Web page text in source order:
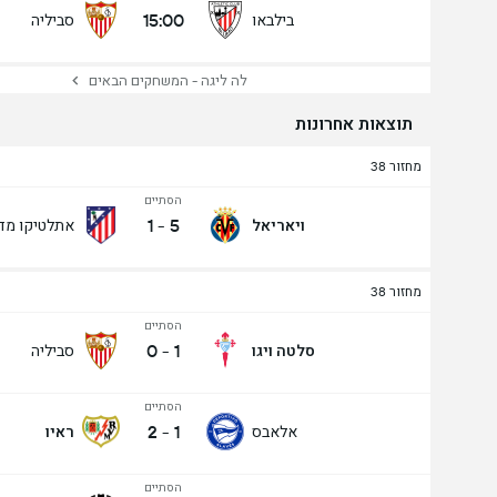
בילבאו 15:00 סביליה
לה ליגה - המשחקים הבאים
תוצאות אחרונות
מחזור 38
ויאריאל
הסתיים
5
-
1 אתלטיקו
מחזור 38
סלטה ויגו
הסתיים
1
-
0 סביליה
אלאבס
הסתיים
1
-
2 ראיו
הסתיים